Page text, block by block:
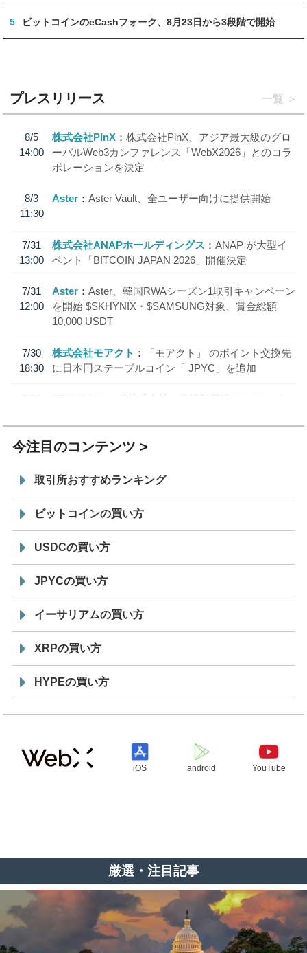
5 ビットコインのeCashフォーク、8月23日から3段階で開始
プレスリリース 一覧
8/5
14:00
株式会社PlnX
株式会社PlnX、アジア最大級のグロ
ーバルWeb3カンファレンス「WebX2026」とのコラ
ボレーションを決定
8/3
11:30
Aster Aster Vault、全ユーザー向けに提供開始
7/31
13:00
株式会社ANAPホールディングス
ANAP が大型イ
ベント「BITCOIN JAPAN 2026」開催決定
7/31
12:00
Aster
Aster、韓国RWAシーズン1取引キャンペーン
を開始 $SKHYNIX・$SAMSUNG対象、賞金総額
10,000 USDT
7/30
18:30
株式会社モアクト
「モアクト」 のポイント交換先
に日本円ステーブルコイン「 JPYC」を追加
7/29
SBI VCトレード株式会社
信託型円建てステーブル
今注目のコンテンツ
取引所おすすめランキング
ビットコインの買い方
USDCの買い方
JPYCの買い方
イーサリアムの買い方
XRPの買い方
HYPEの買い方
iOS android YouTube
厳選・注目記事